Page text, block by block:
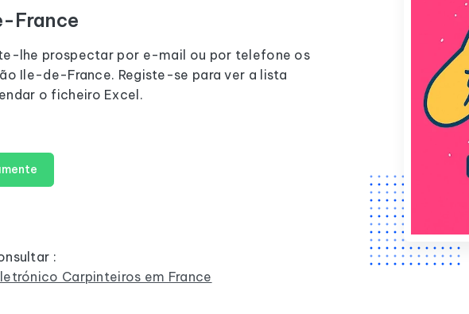
France
lhe prospectar por e-mail ou por telefone os
Ile-de-France. Registe-se para ver a lista
o ficheiro Excel.
:
Carpinteiros em France